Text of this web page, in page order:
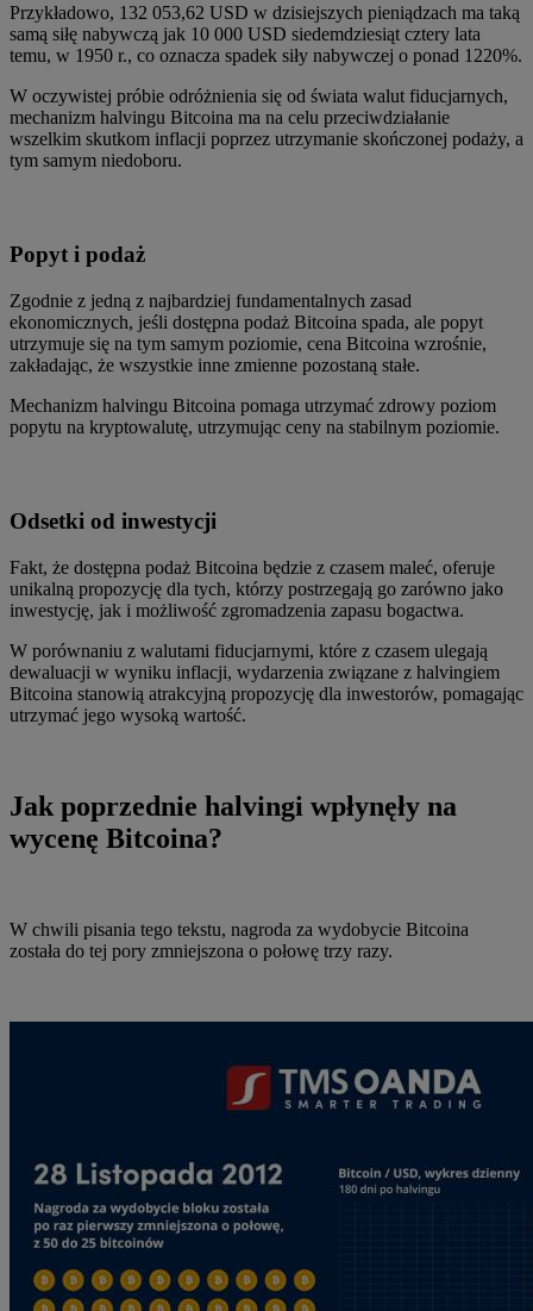
Przykładowo, 132 053,62 USD w dzisiejszych pieniądzach ma taką
samą siłę nabywczą jak 10 000 USD siedemdziesiąt cztery lata
temu, w 1950 r., co oznacza spadek siły nabywczej o ponad 1220%.
W oczywistej próbie odróżnienia się od świata walut fiducjarnych,
mechanizm halvingu Bitcoina ma na celu przeciwdziałanie
wszelkim skutkom inflacji poprzez utrzymanie skończonej podaży, a
tym samym niedoboru.
Popyt i podaż
Zgodnie z jedną z najbardziej fundamentalnych zasad
ekonomicznych, jeśli dostępna podaż Bitcoina spada, ale popyt
utrzymuje się na tym samym poziomie, cena Bitcoina wzrośnie,
zakładając, że wszystkie inne zmienne pozostaną stałe.
Mechanizm halvingu Bitcoina pomaga utrzymać zdrowy poziom
popytu na kryptowalutę, utrzymując ceny na stabilnym poziomie.
Odsetki od inwestycji
Fakt, że dostępna podaż Bitcoina będzie z czasem maleć, oferuje
unikalną propozycję dla tych, którzy postrzegają go zarówno jako
inwestycję, jak i możliwość zgromadzenia zapasu bogactwa.
W porównaniu z walutami fiducjarnymi, które z czasem ulegają
dewaluacji w wyniku inflacji, wydarzenia związane z halvingiem
Bitcoina stanowią atrakcyjną propozycję dla inwestorów, pomagając
utrzymać jego wysoką wartość.
Jak poprzednie halvingi wpłynęły na
wycenę Bitcoina?
W chwili pisania tego tekstu, nagroda za wydobycie Bitcoina
została do tej pory zmniejszona o połowę trzy razy.